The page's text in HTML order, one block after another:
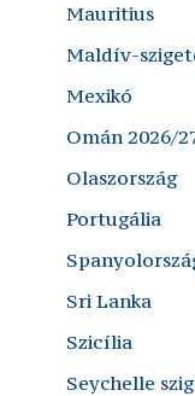
Mauritius
Maldív-
Mexikó
Omán 2026/
Olaszország
Portugália
Sri Lanka
Szicília
Seychelle